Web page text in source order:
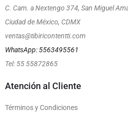
C. Cam. a Nextengo 374, San Miguel
Ciudad de México, CDMX
ventas@tibiricontentti.com
WhatsApp: 5563495561
Tel: 55 55872865
Atención al Cliente
Términos y Condiciones